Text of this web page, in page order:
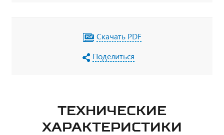
Скачать PDF
Поделиться
ТЕХНИЧЕСКИЕ
ХАРАКТЕРИСТИКИ